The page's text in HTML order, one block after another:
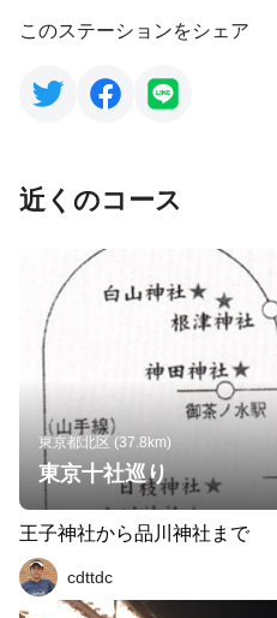
このステーションをシェア
近くのコース
東京都北区 (37.8km)
東京十社巡り
王子神社から品川神社まで
cdttdc